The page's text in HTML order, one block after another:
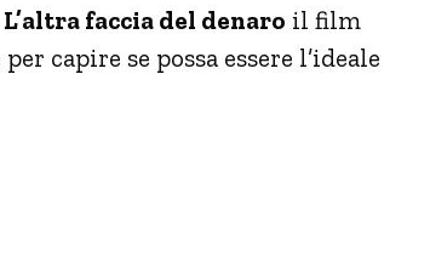
faccia del denaro il film
capire se possa essere l’ideale